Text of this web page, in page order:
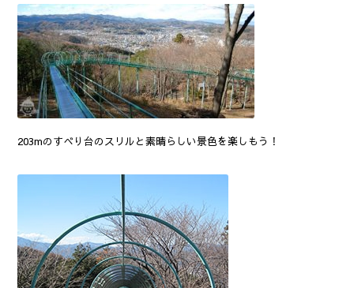
203mのすべり台のスリルと素晴らしい景色を楽しもう！